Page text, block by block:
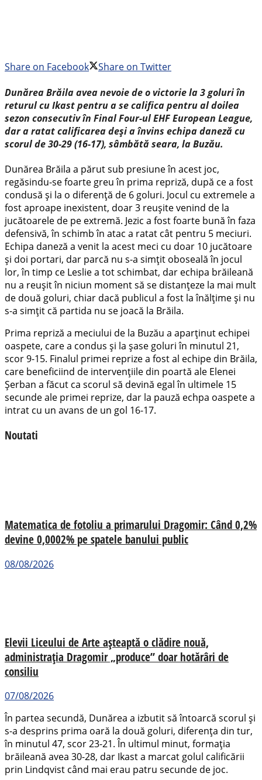
Share on Facebook
Share on Twitter
Dunărea Brăila avea nevoie de o victorie la 3 goluri în
returul cu Ikast pentru a se califica pentru al doilea
sezon consecutiv în Final Four-ul EHF European League,
dar a ratat calificarea deşi a învins echipa daneză cu
scorul de 30-29 (16-17), sâmbătă seara, la Buzău.
Dunărea Brăila a părut sub presiune în acest joc,
regăsindu-se foarte greu în prima repriză, după ce a fost
condusă și la o diferență de 6 goluri. Jocul cu extremele a
fost aproape inexistent, doar 3 reușite venind de la
jucătoarele de pe extremă. Jezic a fost foarte bună în faza
defensivă, în schimb în atac a ratat cât pentru 5 meciuri.
Echipa daneză a venit la acest meci cu doar 10 jucătoare
și doi portari, dar parcă nu s-a simțit oboseală în jocul
lor, în timp ce Leslie a tot schimbat, dar echipa brăileană
nu a reușit în niciun moment să se distanțeze la mai mult
de două goluri, chiar dacă publicul a fost la înălțime și nu
s-a simțit că partida nu se joacă la Brăila.
Prima repriză a meciului de la Buzău a aparținut echipei
oaspete, care a condus şi la şase goluri în minutul 21,
scor 9-15. Finalul primei reprize a fost al echipe din Brăila,
care beneficiind de intervențiile din poartă ale Elenei
Șerban a făcut ca scorul să devină egal în ultimele 15
secunde ale primei reprize, dar la pauză echpa oaspete a
intrat cu un avans de un gol 16-17.
Noutati
Matematica de fotoliu a primarului Dragomir: Când 0,2%
devine 0,0002% pe spatele banului public
08/08/2026
Elevii Liceului de Arte așteaptă o clădire nouă,
administrația Dragomir „produce” doar hotărâri de
consiliu
07/08/2026
În partea secundă, Dunărea a izbutit să întoarcă scorul şi
s-a desprins prima oară la două goluri, diferența din tur,
în minutul 47, scor 23-21. În ultimul minut, formația
brăileană avea 30-28, dar Ikast a marcat golul calificării
prin Lindqvist când mai erau patru secunde de joc.